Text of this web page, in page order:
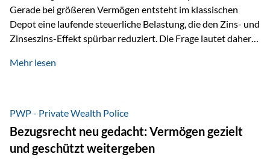
Gerade bei größeren Vermögen entsteht im klassischen
Depot eine laufende steuerliche Belastung, die den Zins- und
Zinseszins-Effekt spürbar reduziert. Die Frage lautet daher:
nicht laufend Kapital entziehen – sondern möglichst lange im
Privatdepot fallen an: Abgeltungssteuer Fondsbesteuerung
(Vorabpauschale, Teilfreistellung) Kein steuerlicher Abzug
der Vermögensverwaltungs-Gebühren /
Depotbankgebühren Jährliches Steuerreporting erforderlich
Mehr lesen
PWP - Private Wealth Police
Bezugsrecht neu gedacht: Vermögen gezielt
und geschützt weitergeben